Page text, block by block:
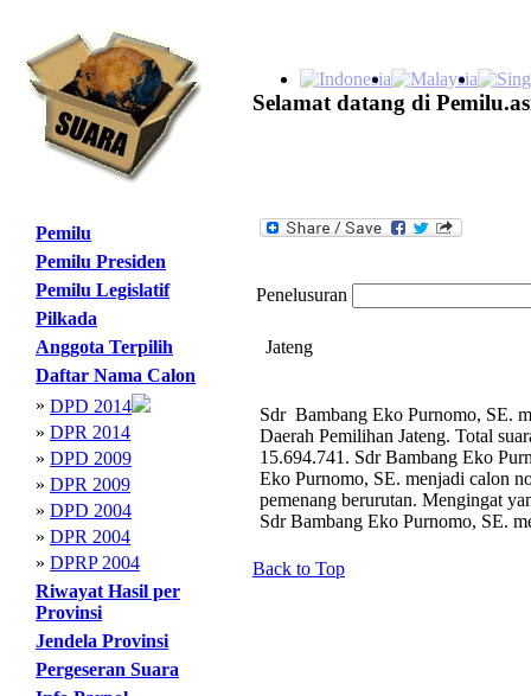
Selamat datang di
Pemilu
Pemilu Presiden
Pemilu Legislatif
Pilkada
Anggota Terpilih
Daftar Nama Calon
» DPD 2014
» DPR 2014
» DPD 2009
» DPR 2009
» DPD 2004
» DPR 2004
» DPRP 2004
Riwayat Hasil per
Provinsi
Jendela Provinsi
Pergeseran Suara
Penelusuran
Jateng
Sdr Bambang Eko Purnomo, SE.
Daerah Pemilihan Jateng. Total
15.694.741. Sdr Bambang Eko
Eko Purnomo, SE. menjadi calon
pemenang berurutan. Mengingat
Sdr Bambang Eko Purnomo, SE.
Back to Top